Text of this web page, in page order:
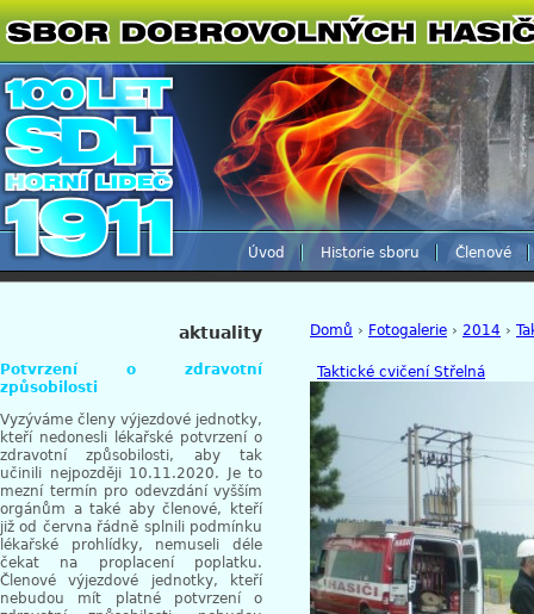
Úvod Historie sboru Členové
Domů › Fotogalerie › 2014 ›
Taktické cvičení Střelná
aktuality
Potvrzení o zdravotní
způsobilosti
Vyzýváme členy výjezdové jednotky,
kteří nedonesli lékařské potvrzení o
zdravotní způsobilosti, aby tak
učinili nejpozději 10.11.2020. Je to
mezní termín pro odevzdání vyšším
orgánům a také aby členové, kteří
již od června řádně splnili podmínku
lékařské prohlídky, nemuseli déle
čekat na proplacení poplatku.
Členové výjezdové jednotky, kteří
nebudou mít platné potvrzení o